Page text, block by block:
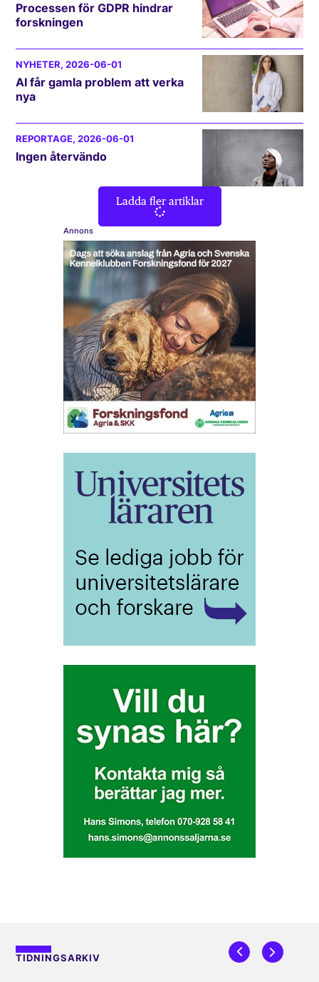
Processen för GDPR hindrar
forskningen
NYHETER, 2026-06-01
AI får gamla problem att verka
nya
REPORTAGE, 2026-06-01
Ingen återvändo
Ladda fler artiklar
Annons
TIDNINGSARKIV